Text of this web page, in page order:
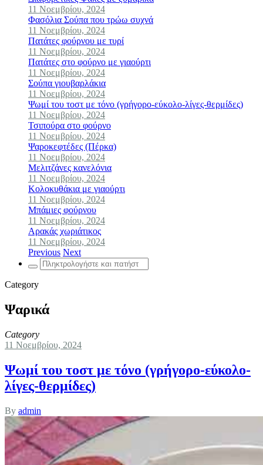
11 Νοεμβρίου, 2024
Φασόλια Σούπα που τρώω συχνά
11 Νοεμβρίου, 2024
Πατάτες φούρνου με τυρί
11 Νοεμβρίου, 2024
Πατάτες στο φούρνο με γιαούρτι
11 Νοεμβρίου, 2024
Σούπα γιουβαρλάκια
11 Νοεμβρίου, 2024
Ψωμί του τοστ με τόνο (γρήγορο-εύκολο-λίγες-θερμίδες)
11 Νοεμβρίου, 2024
Τσιπούρα στο φούρνο
11 Νοεμβρίου, 2024
Ψαροκεφτέδες (Πέρκα)
11 Νοεμβρίου, 2024
Μελιτζάνες κανελόνια
11 Νοεμβρίου, 2024
Κολοκυθάκια με γιαούρτι
11 Νοεμβρίου, 2024
Μπάμιες φούρνου
11 Νοεμβρίου, 2024
Αρακάς χωριάτικος
11 Νοεμβρίου, 2024
Previous Next
Search
for:
Category
Ψαρικά
Category
11 Νοεμβρίου, 2024
Ψωμί του τοστ με τόνο (γρήγορο-εύκολο-
λίγες-θερμίδες)
By admin